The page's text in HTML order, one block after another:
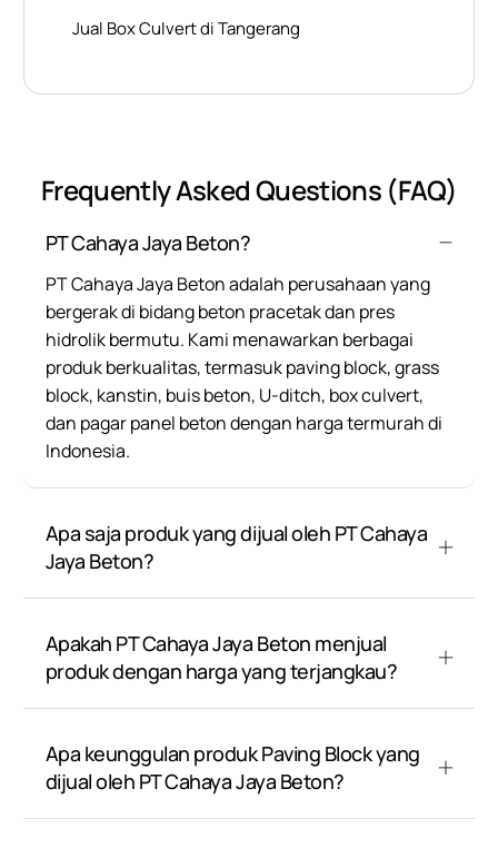
Jual Box Culvert di Tangerang
Frequently Asked Questions (FAQ)
PT Cahaya Jaya Beton?
PT Cahaya Jaya Beton adalah perusahaan yang
bergerak di bidang beton pracetak dan pres
hidrolik bermutu. Kami menawarkan berbagai
produk berkualitas, termasuk paving block, grass
block, kanstin, buis beton, U-ditch, box culvert,
dan pagar panel beton dengan harga termurah di
Indonesia.
Apa saja produk yang dijual oleh PT Cahaya
Jaya Beton?
Apakah PT Cahaya Jaya Beton menjual
produk dengan harga yang terjangkau?
Apa keunggulan produk Paving Block yang
dijual oleh PT Cahaya Jaya Beton?